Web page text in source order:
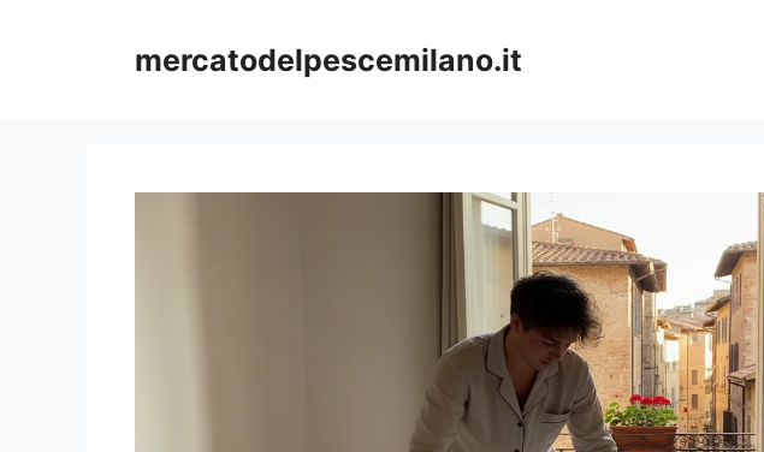
mercatodelpescemilano.it